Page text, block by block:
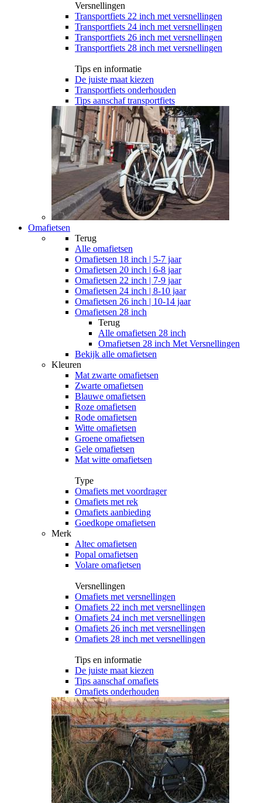
Versnellingen
Transportfiets 22 inch met versnellingen
Transportfiets 24 inch met versnellingen
Transportfiets 26 inch met versnellingen
Transportfiets 28 inch met versnellingen
Tips en informatie
De juiste maat kiezen
Transportfiets onderhouden
Tips aanschaf transportfiets
Omafietsen
Terug
Alle omafietsen
Omafietsen 18 inch | 5-7 jaar
Omafietsen 20 inch | 6-8 jaar
Omafietsen 22 inch | 7-9 jaar
Omafietsen 24 inch | 8-10 jaar
Omafietsen 26 inch | 10-14 jaar
Omafietsen 28 inch
Terug
Alle omafietsen 28 inch
Omafietsen 28 inch Met Versnellingen
Bekijk alle omafietsen
Kleuren
Mat zwarte omafietsen
Zwarte omafietsen
Blauwe omafietsen
Roze omafietsen
Rode omafietsen
Witte omafietsen
Groene omafietsen
Gele omafietsen
Mat witte omafietsen
Type
Omafiets met voordrager
Omafiets met rek
Omafiets aanbieding
Goedkope omafietsen
Merk
Altec omafietsen
Popal omafietsen
Volare omafietsen
Versnellingen
Omafiets met versnellingen
Omafiets 22 inch met versnellingen
Omafiets 24 inch met versnellingen
Omafiets 26 inch met versnellingen
Omafiets 28 inch met versnellingen
Tips en informatie
De juiste maat kiezen
Tips aanschaf omafiets
Omafiets onderhouden